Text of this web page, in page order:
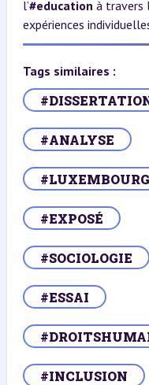
l’#education à travers
expériences
Tags similaires :
#ANALYSE
#LUXEMBOURG
#EXPOSÉ
#SOCIOLOGIE
#ESSAI
#INCLUSION